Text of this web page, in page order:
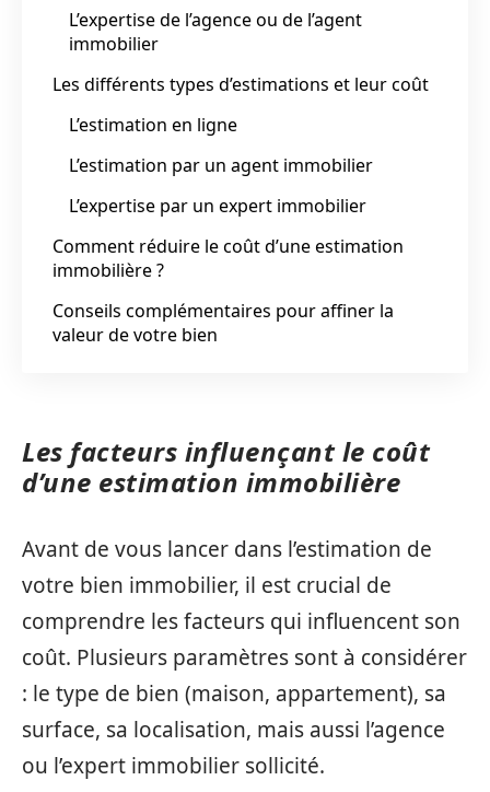
L’expertise de l’agence ou de l’agent
immobilier
Les différents types d’estimations et leur coût
L’estimation en ligne
L’estimation par un agent immobilier
L’expertise par un expert immobilier
Comment réduire le coût d’une estimation
immobilière ?
Conseils complémentaires pour affiner la
valeur de votre bien
Les facteurs influençant le coût
d’une estimation immobilière
Avant de vous lancer dans l’estimation de
votre bien immobilier, il est crucial de
comprendre les facteurs qui influencent son
coût. Plusieurs paramètres sont à considérer
: le type de bien (maison, appartement), sa
surface, sa localisation, mais aussi l’agence
ou l’expert immobilier sollicité.